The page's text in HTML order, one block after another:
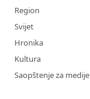
Region
Svijet
Hronika
Kultura
Saopštenje za medije